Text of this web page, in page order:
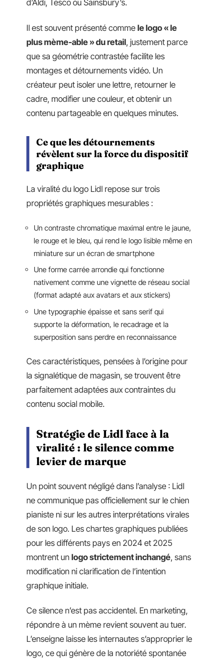
d’Aldi, Tesco ou Sainsbury’s.
Il est souvent présenté comme le logo « le
plus mème-able » du retail, justement parce
que sa géométrie contrastée facilite les
montages et détournements vidéo. Un
créateur peut isoler une lettre, retourner le
cadre, modifier une couleur, et obtenir un
contenu partageable en quelques minutes.
Ce que les détournements
révèlent sur la force du dispositif
graphique
La viralité du logo Lidl repose sur trois
propriétés graphiques mesurables :
Un contraste chromatique maximal entre le jaune,
le rouge et le bleu, qui rend le logo lisible même en
miniature sur un écran de smartphone
Une forme carrée arrondie qui fonctionne
nativement comme une vignette de réseau social
(format adapté aux avatars et aux stickers)
Une typographie épaisse et sans serif qui
supporte la déformation, le recadrage et la
superposition sans perdre en reconnaissance
Ces caractéristiques, pensées à l’origine pour
la signalétique de magasin, se trouvent être
parfaitement adaptées aux contraintes du
contenu social mobile.
Stratégie de Lidl face à la
viralité : le silence comme
levier de marque
Un point souvent négligé dans l’analyse : Lidl
ne communique pas officiellement sur le chien
pianiste ni sur les autres interprétations virales
de son logo. Les chartes graphiques publiées
pour les différents pays en 2024 et 2025
montrent un logo strictement inchangé, sans
modification ni clarification de l’intention
graphique initiale.
Ce silence n’est pas accidentel. En marketing,
répondre à un mème revient souvent au tuer.
L’enseigne laisse les internautes s’approprier le
logo, ce qui génère de la notoriété spontanée